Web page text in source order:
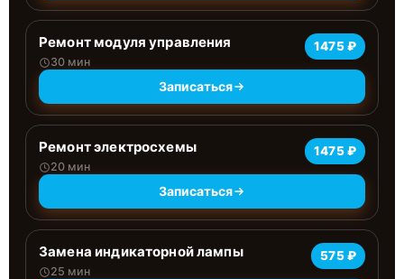
Ремонт модуля управления
30 мин
1475 ₽
Записаться
Ремонт электросхемы
20 мин
1475 ₽
Записаться
Замена индикаторной лампы
25 мин
575 ₽